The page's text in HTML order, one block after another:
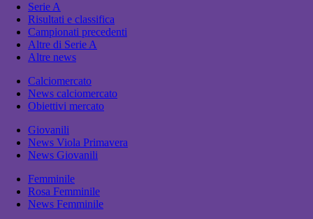
Serie A
Risultati e classifica
Campionati precedenti
Altre di Serie A
Altre news
Calciomercato
News calciomercato
Obiettivi mercato
Giovanili
News Viola Primavera
News Giovanili
Femminile
Rosa Femminile
News Femminile